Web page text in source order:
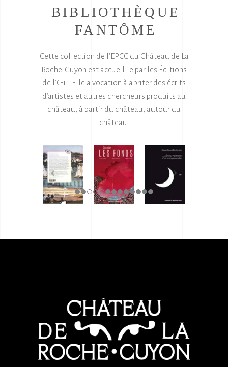
BIBLIOTHÈQUE
FANTÔME
Cette collection de l'EPCC du Château de La
Roche-Guyon est accueillie par les Éditions
de l'Œil. Elle a vocation à abriter des écrits
d’artistes et autres chercheurs produits au
château, à partir du château, autour du
château.